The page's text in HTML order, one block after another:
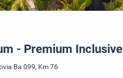
- Premium Inclusive
Ba 099, Km 76